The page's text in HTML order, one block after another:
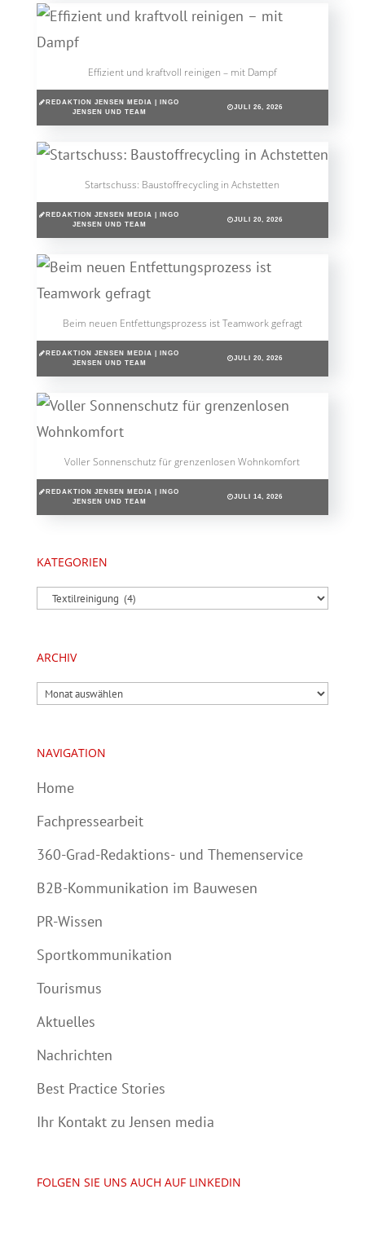
Effizient und kraftvoll reinigen – mit Dampf
REDAKTION JENSEN MEDIA | INGO
JENSEN UND TEAM
JULI 26, 2026
Startschuss: Baustoffrecycling in Achstetten
REDAKTION JENSEN MEDIA | INGO
JENSEN UND TEAM
JULI 20, 2026
Beim neuen Entfettungsprozess ist Teamwork gefragt
REDAKTION JENSEN MEDIA | INGO
JENSEN UND TEAM
JULI 20, 2026
Voller Sonnenschutz für grenzenlosen Wohnkomfort
REDAKTION JENSEN MEDIA | INGO
JENSEN UND TEAM
JULI 14, 2026
KATEGORIEN
Kategorien
ARCHIV
Archiv
NAVIGATION
Home
Fachpressearbeit
360-Grad-Redaktions- und Themenservice
B2B-Kommunikation im Bauwesen
PR-Wissen
Sportkommunikation
Tourismus
Aktuelles
Nachrichten
Best Practice Stories
Ihr Kontakt zu Jensen media
FOLGEN SIE UNS AUCH AUF LINKEDIN